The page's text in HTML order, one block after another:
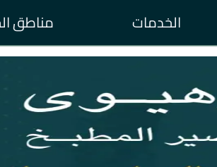
الخدمات مناطق